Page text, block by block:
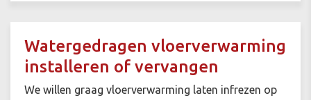
Watergedragen vloerverwarming
installeren of vervangen
We willen graag vloerverwarming laten infrezen op